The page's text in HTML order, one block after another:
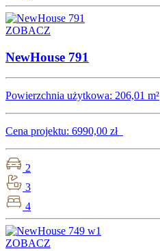
ZOBACZ
NewHouse 791
Powierzchnia użytkowa: 206,01 m²
Cena projektu: 6990,00 zł
2
3
4
ZOBACZ